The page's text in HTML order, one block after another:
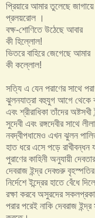
প্রিয়ারে আমার তুলেছে জাগায়ে
প্রলয়রোল ।
বক্ষ-শোণিতে উঠেছে আবার
কী হিল্লোল!
ভিতরে বাহিরে জেগেছে আমার
কী কল্লোল!
সত্যি এ যেন পরাণের সাথে
ঝুলনযাত্রা বহুযুগ আগে থেকে
এবং শ্রীরাধিকা তাঁদের
সুদেবী এবং রঙ্গদেবীর সাথে
নবদ্বীপধামেও এখন ঝুলন
হাত ধরে এসে পড়ে রাখীবন্ধন
পুরাণের কাহিনী অনুযায়ী
দেবরাজ ইন্দ্র দেবগুরু
নির্দেশে ইন্দ্রের হাতে বেঁধে
রক্ষা করবে অসুরদের
পরার পরেই নাকি দেবরাজ